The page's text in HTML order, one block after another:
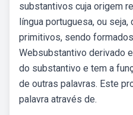
substantivos cuja origem
língua portuguesa, ou
primitivos, sendo
Websubstantivo derivado
do substantivo e tem a
de outras palavras. Este
palavra através de.